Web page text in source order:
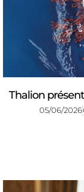
Thalion
05/06/2026